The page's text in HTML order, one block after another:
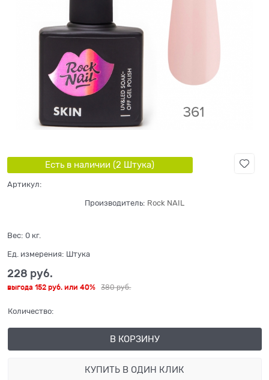
Есть в наличии (2 Штука)
Артикул:
Производитель: Rock NAIL
Вес: 0 кг.
Ед. измерения: Штука
380 руб.
228 руб.
выгода 152 руб. или 40%
Количество:
В КОРЗИНУ
КУПИТЬ В ОДИН КЛИК